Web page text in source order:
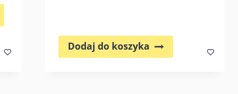
Dodaj do koszyka